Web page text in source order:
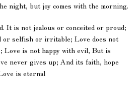
night, but joy comes with the morning.
It is not jealous or conceited or proud;
or selfish or irritable; Love does not
Love is not happy with evil, But is
never gives up; And its faith, hope
is eternal